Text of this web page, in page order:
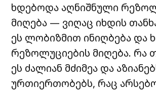
ხდებოდა აღნიშნული
მიღება — ვიღაც იხდის
ეს ლობიზმით ინიღბება და
რეზოლუციების მიღება. რა
ეს ძალიან მძიმეა და
ურთიერთობებს, რაც